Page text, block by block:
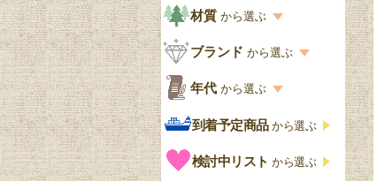
木製ワゴン
ェア
洋服タンス
式
アップルパイ色
象嵌・マーケットリー
寄木・パーケットリー
模様の一覧
ペディメント
コーニス
グ
ストラップワーク
材質 から選ぶ
材質の一覧
オーク材
マホガニー
ブランド から選ぶ
ブランド一覧
Handleオリジナル
ウィリアムモリス
年代 から選ぶ
年代別の一覧
アンティーク
到着予定商品から選ぶ
検討中リスト から選ぶ